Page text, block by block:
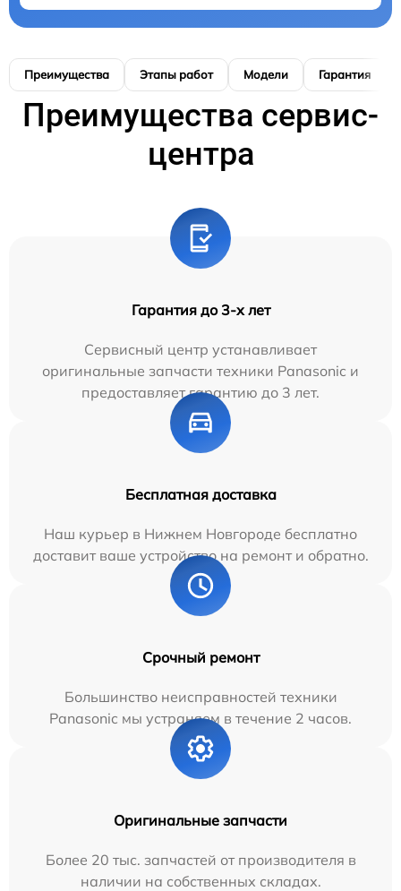
Преимущества Этапы работ Модели Гарантия
Преимущества сервис-
центра
Гарантия до 3-х лет
Сервисный центр устанавливает
оригинальные запчасти техники Panasonic и
предоставляет гарантию до 3 лет.
Бесплатная доставка
Наш курьер в Нижнем Новгороде бесплатно
доставит ваше устройство на ремонт и обратно.
Срочный ремонт
Большинство неисправностей техники
Panasonic мы устраняем в течение 2 часов.
Оригинальные запчасти
Более 20 тыс. запчастей от производителя в
наличии на собственных складах.